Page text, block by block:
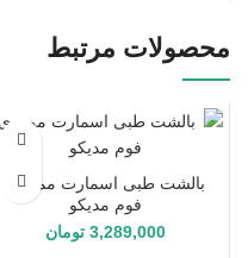
موثر در جلوگیری از دیسک کمر
محصولات مرتبط
بالشت طبی اسمارت مموری
فوم مدیکو
3,289,000 تومان